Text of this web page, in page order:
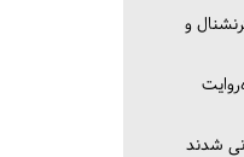
و
شدند